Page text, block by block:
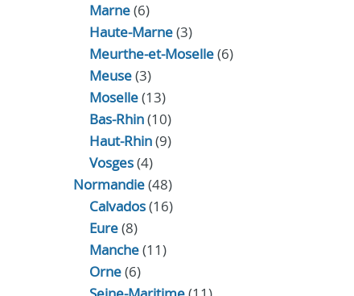
Marne(6)
Haute-Marne(3)
Meurthe-et-Moselle(6)
Meuse(3)
Moselle(13)
Bas-Rhin(10)
Haut-Rhin(9)
Vosges(4)
Normandie(48)
Calvados(16)
Eure(8)
Manche(11)
Orne(6)